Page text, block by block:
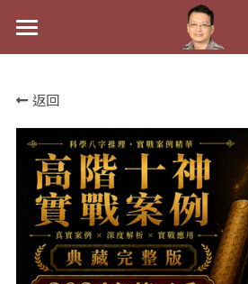
最新消息
關於我
實體經營
祖傳命理
手工印鑑
課程介紹
五行八字學
後天派陽宅
Blog
黃金會員專區
試閱專區
返回
商品分類
八字線上完整班
科學八字推理PDF
《十神高階實戰錄》完整典藏版
1美元超值PDF
學生紅利課程
部落格分類
心靈成長
好書推薦
八字雜記
人氣最高
站長精選